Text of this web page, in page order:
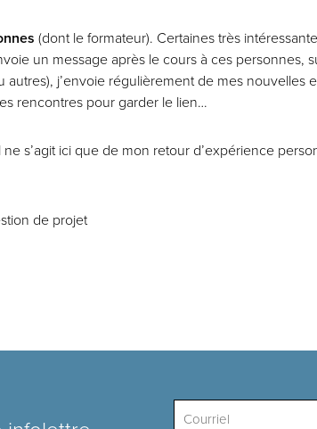
(dont le formateur). Certainestrès
un message après le cours à ces personnes,
j’envoie régulièrement de mes nouvelles
rencontres pour garder le lien…
s’agit ici que de mon retour d’expérience
de projet